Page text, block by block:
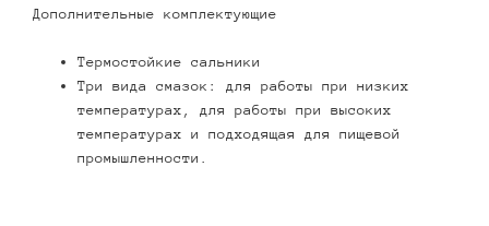
Дополнительные комплектующие
Термостойкие сальники
Три вида смазок: для работы при низких
температурах, для работы при высоких
температурах и подходящая для пищевой
промышленности.